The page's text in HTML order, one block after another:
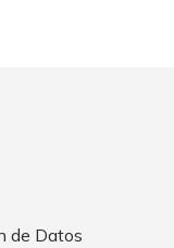
de Datos